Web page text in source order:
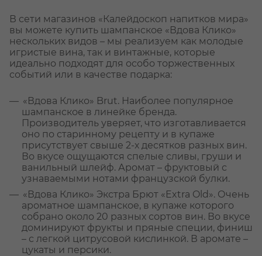
В сети магазинов «Калейдоскоп напитков мира»
вы можете купить шампанское «Вдова Клико»
нескольких видов – мы реализуем как молодые
игристые вина, так и винтажные, которые
идеально подходят для особо торжественных
событий или в качестве подарка:
«Вдова Клико» Brut. Наиболее популярное
шампанское в линейке бренда.
Производитель уверяет, что изготавливается
оно по старинному рецепту и в купаже
присутствует свыше 2-х десятков разных вин.
Во вкусе ощущаются спелые сливы, груши и
ванильный шлейф. Аромат – фруктовый с
узнаваемыми нотами французской булки.
«Вдова Клико» Экстра Брют «Extra Old». Очень
ароматное шампанское, в купаже которого
собрано около 20 разных сортов вин. Во вкусе
доминируют фрукты и пряные специи, финиш
– с легкой цитрусовой кислинкой. В аромате –
цукаты и персики.